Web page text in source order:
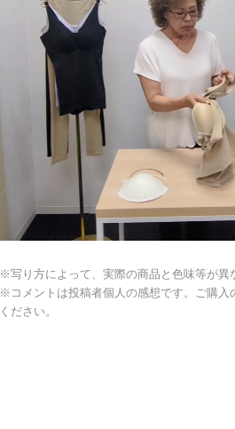
※写り方によって、実際の商品と色味等が異
※コメントは投稿者個人の感想です。ご購入
ください。